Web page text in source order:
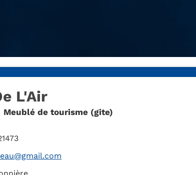
L'Air
Meublé de tourisme (gite)